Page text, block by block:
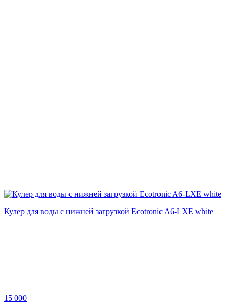
Кулер для воды с нижней загрузкой Ecotronic A6-LXE white
15 000